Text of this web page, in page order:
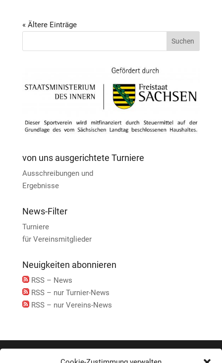
« Ältere Einträge
von uns ausgerichtete Turniere
Ausschreibungen und
Ergebnisse
News-Filter
Turniere
für Vereinsmitglieder
Neuigkeiten abonnieren
RSS – News
RSS – nur Turnier-News
RSS – nur Vereins-News